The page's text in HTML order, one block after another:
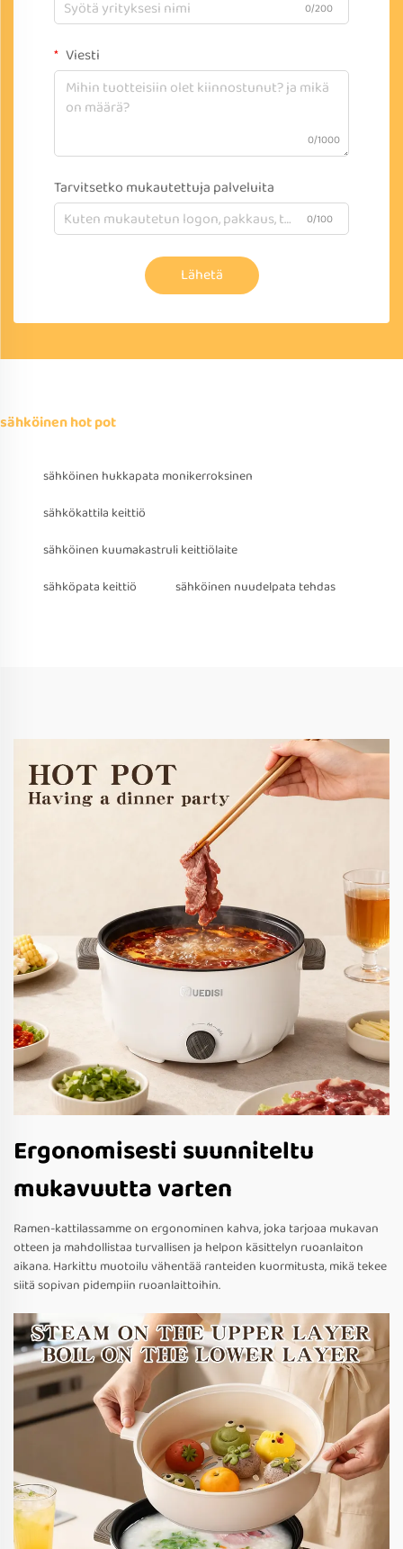
0/200
Viesti
0/1000
Tarvitsetko mukautettuja palveluita
0/100
Lähetä
sähköinen hot pot
sähköinen hukkapata monikerroksinen
sähkökattila keittiö
sähköinen kuumakastruli keittiölaite
sähköpata keittiö
sähköinen nuudelpata tehdas
Ergonomisesti suunniteltu
mukavuutta varten
Ramen-kattilassamme on ergonominen kahva, joka tarjoaa mukavan
otteen ja mahdollistaa turvallisen ja helpon käsittelyn ruoanlaiton
aikana. Harkittu muotoilu vähentää ranteiden kuormitusta, mikä tekee
siitä sopivan pidempiin ruoanlaittoihin.